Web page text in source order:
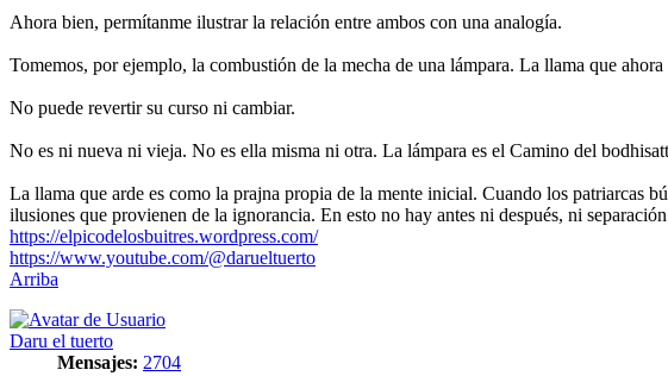
Ahora bien, permítanme ilustrar la relación entre ambos con una analogía.
Tomemos, por ejemplo, la combustión de la mecha de una lámpara. La llama que
No puede revertir su curso ni cambiar.
No es ni nueva ni vieja. No es ella misma ni otra. La lámpara es el Camino del
La ​​llama que arde es como la prajna propia de la mente inicial. Cuando los patriarcas
ilusiones que provienen de la ignorancia. En esto no hay antes ni después, ni
https://elpicodelosbuitres.wordpress.com/
https://www.youtube.com/@darueltuerto
Arriba
Daru el tuerto
Mensajes: 2704